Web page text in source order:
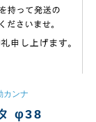
カンナ
φ38